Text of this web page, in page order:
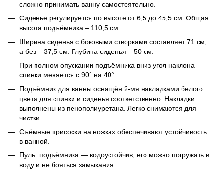
сложно принимать ванну самостоятельно.
Сиденье регулируется по высоте от 6,5 до 45,5 см. Общая
высота подъёмника – 110,5 см.
Ширина сиденья с боковыми створками составляет 71 см,
а без – 37,5 см. Глубина сиденья – 50 см.
При полном опускании подъёмника вниз угол наклона
спинки меняется с 90° на 40°.
Подъёмник для ванны оснащён 2-мя накладками белого
цвета для спинки и сиденья соответственно. Накладки
выполнены из пенополиуретана. Легко снимаются для
чистки.
Съёмные присоски на ножках обеспечивают устойчивость
в ванной.
Пульт подъёмника — водоустойчив, его можно погружать в
воду и не бояться замыкания.